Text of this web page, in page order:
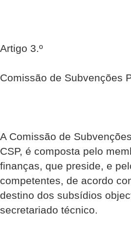
Artigo 3.º
Comissão de Subvenções
A Comissão de
CSP, é composta pelo
finanças, que preside, e
competentes, de acordo
destino dos subsídios
secretariado técnico.